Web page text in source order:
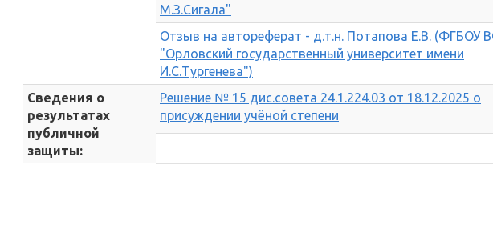
М.З.Сигала"
Отзыв на автореферат - д.т.н. Потапова Е.В. (ФГБОУ
"Орловский государственный университет имени
И.С.Тургенева")
Сведения о
результатах
публичной
защиты:
Решение № 15 дис.совета 24.1.224.03 от 18.12.2025 о
присуждении учёной степени